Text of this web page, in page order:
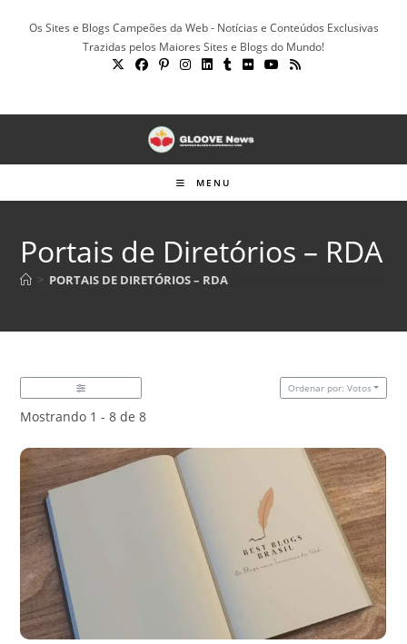
Os Sites e Blogs Campeões da Web - Notícias e Conteúdos Exclusivas
Trazidas pelos Maiores Sites e Blogs do Mundo!
MENU
Portais de Diretórios – RDA
> PORTAIS DE DIRETÓRIOS – RDA
Mostrando 1 - 8 de 8
Ordenar por: Votos